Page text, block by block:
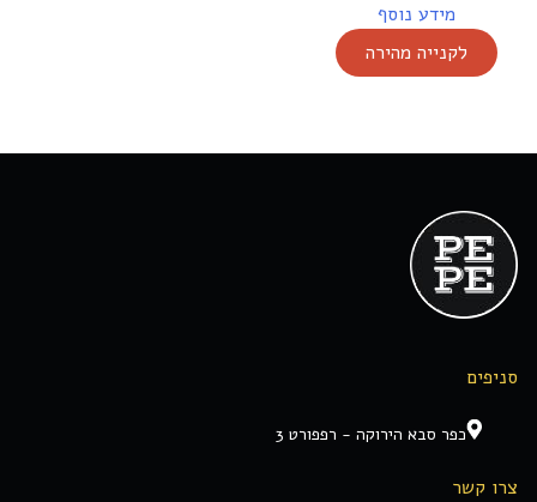
מידע נוסף
לקנייה מהירה
סניפים
כפר סבא הירוקה - רפפורט 3
צרו קשר